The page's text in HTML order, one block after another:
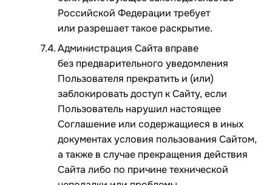
Российской Федерации требует
или разрешает такое раскрытие.
Администрация Сайта вправе
без предварительного уведомления
Пользователя прекратить и (или)
заблокировать доступ к Сайту, если
Пользователь нарушил настоящее
Соглашение или содержащиеся в иных
документах условия пользования Сайтом,
а также в случае прекращения действия
Сайта либо по причине технической